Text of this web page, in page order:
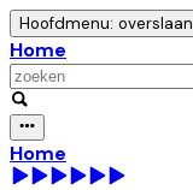
Hoofdmenu: overslaan
Home
Home